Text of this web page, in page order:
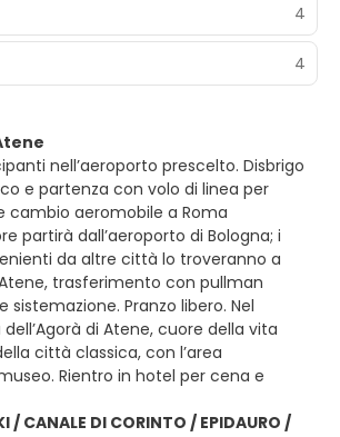
4
4
nell’aeroporto prescelto. Disbrigo
e partenza con volo di linea per
cambio aeromobile a Roma
partirà dall’aeroporto di Bologna; i
da altre città lo troveranno a
trasferimento con pullman
sistemazione. Pranzo libero. Nel
di Atene, cuore della vita
città classica, con l’area
Rientro in hotel per cena e
/ CANALE DI CORINTO / EPIDAURO /